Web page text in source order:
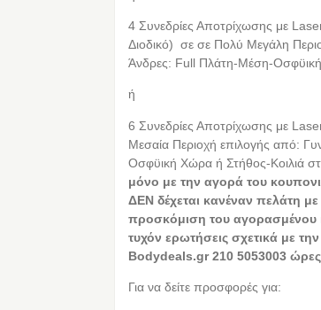
4 Συνεδρίες Αποτρίχωσης με
Διοδικό) σε σε Πολύ Μεγάλη
Άνδρες: Full Πλάτη-Μέση-
ή
6 Συνεδρίες Αποτρίχωσης με
Μεσαία Περιοχή επιλογής από:
Οσφϋική Χώρα ή Στήθος-Κοιλιά
μόνο με την αγορά του
ΔΕΝ δέχεται κανέναν πελάτη
προσκόμιση του αγορασμένου
τυχόν ερωτήσεις σχετικά με
Bodydeals.gr 210 5053003
Για να δείτε προσφορές για: